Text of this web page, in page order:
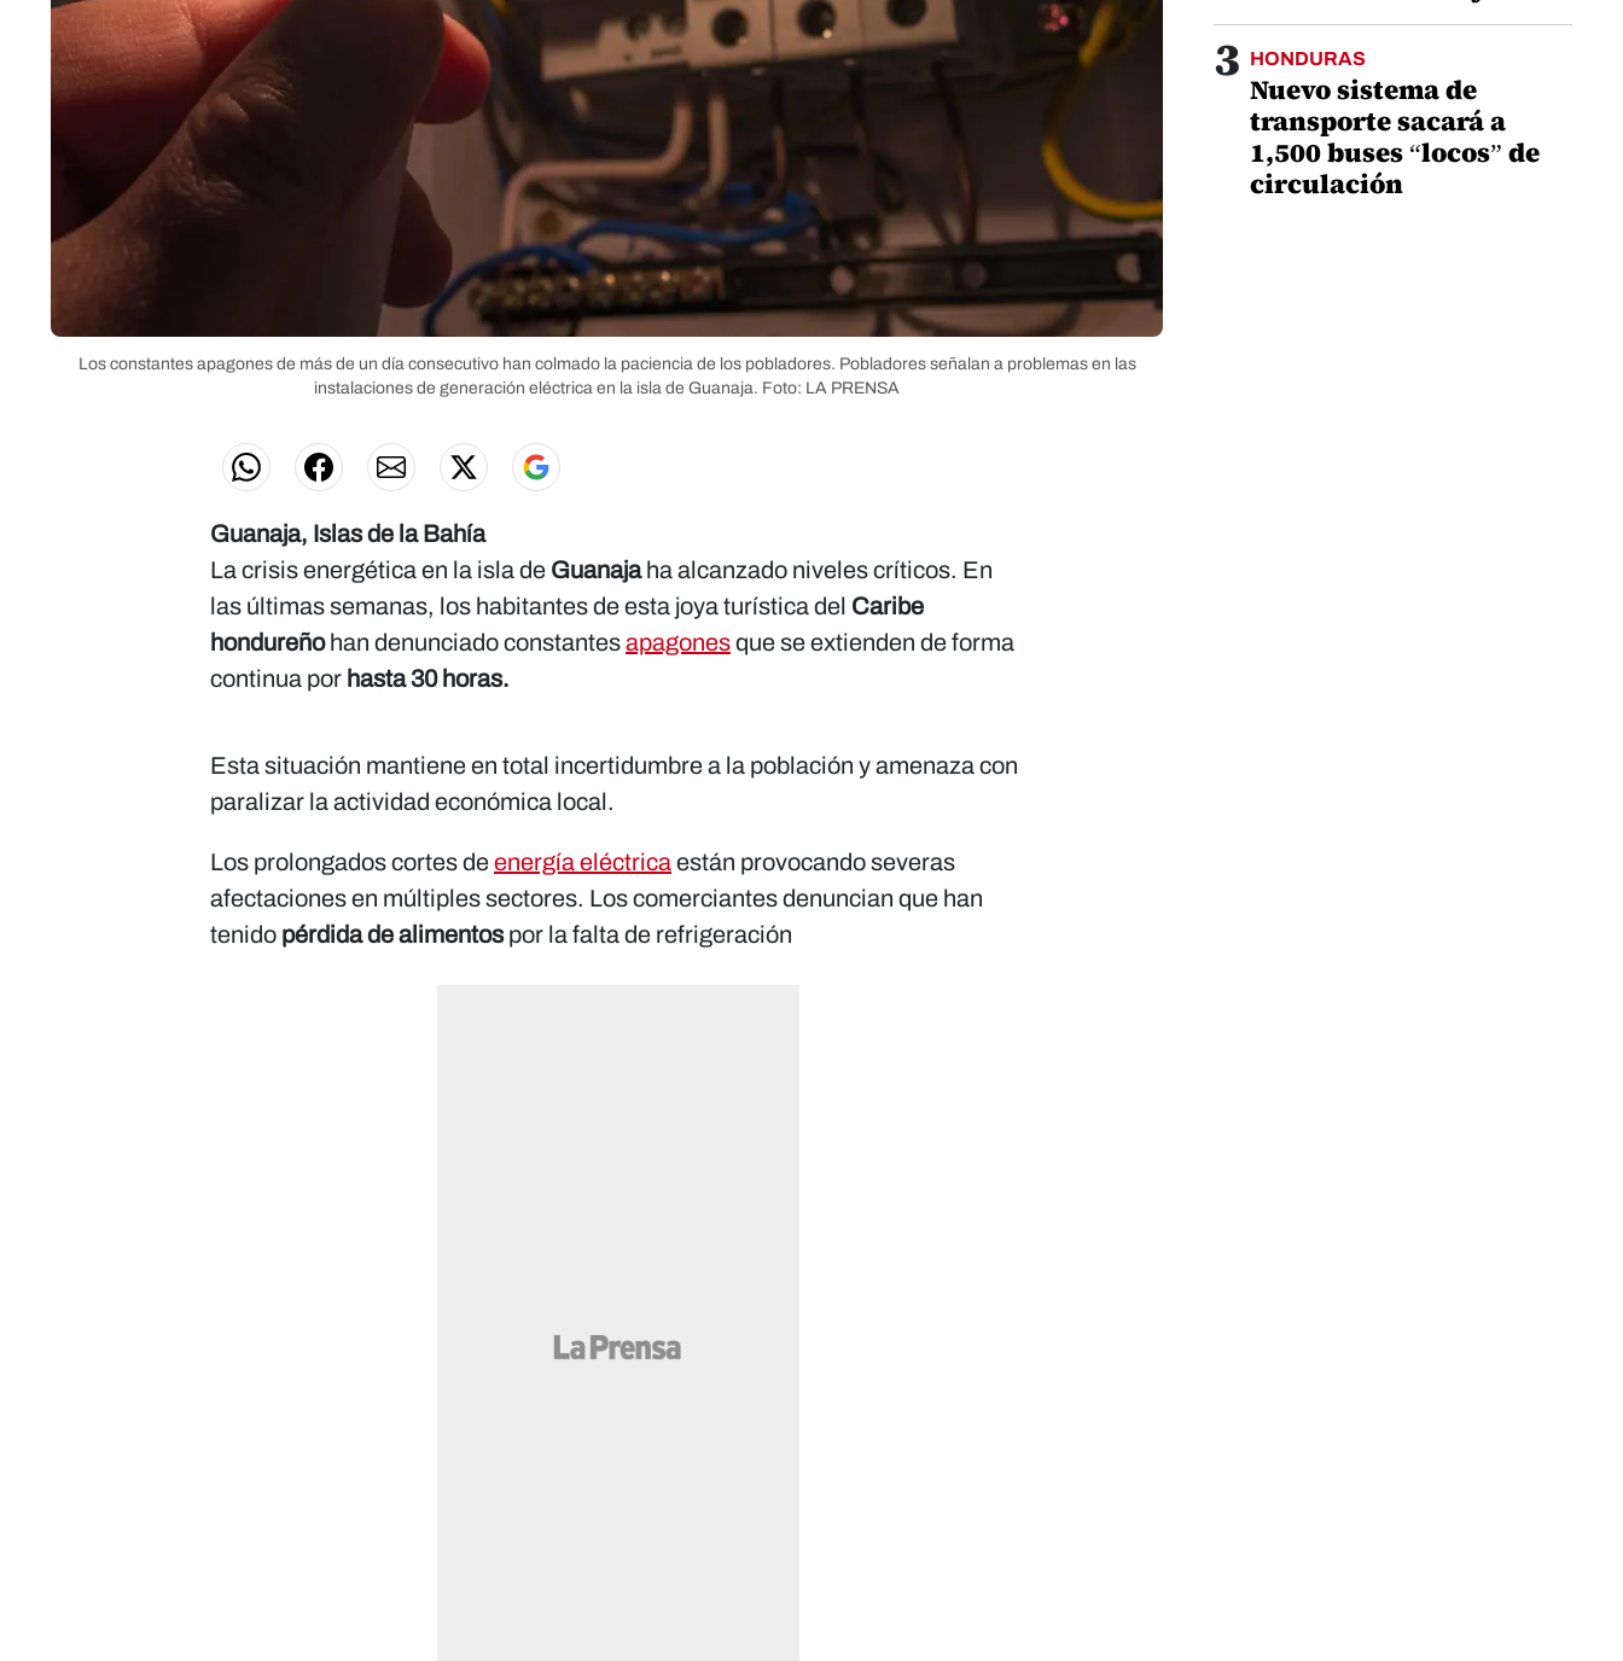
Los constantes apagones de más de un día consecutivo han colmado la paciencia de los pobladores. Pobladores señalan a problemas en las
instalaciones de generación eléctrica en la isla de Guanaja. Foto: LA PRENSA
Guanaja, Islas de la Bahía
La crisis energética en la isla de Guanajaha alcanzado niveles críticos. En
las últimas semanas, los habitantes de esta joya turística del Caribe
hondureñohan denunciado constantesapagonesque se extienden de forma
continua por hasta 30 horas.
Esta situación mantiene en total incertidumbre a la población y amenaza con
paralizar la actividad económica local.
Los prolongados cortes deenergía eléctricaestán provocando severas
afectaciones en múltiples sectores. Los comerciantes denuncian que han
tenido pérdida de alimentospor la falta de refrigeración
3 HONDURAS
Nuevo sistema de
transporte sacará a
1,500 buses “locos” de
circulación